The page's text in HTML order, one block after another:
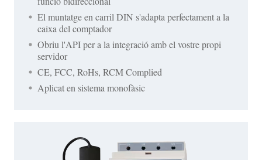
El muntatge en carril DIN s'adapta perfectament a la
caixa del comptador
Obriu l'API per a la integració amb el vostre propi
servidor
CE, FCC, RoHs, RCM Complied
Aplicat en sistema monofàsic